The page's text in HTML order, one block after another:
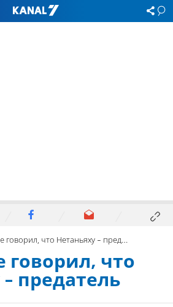
что Нетаньяху - предатель
говорил, что
- предатель